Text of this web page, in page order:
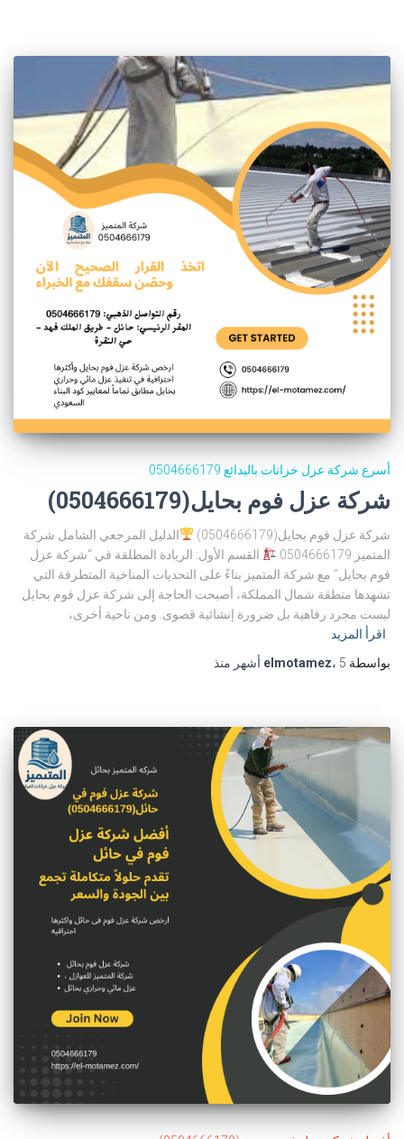
أسرع شركة عزل خزانات بالبدائع 0504666179
شركة عزل فوم بحايل(0504666179)
شركة عزل فوم بحايل(0504666179)
الدليل المرجعي الشامل شركة
المتميز 0504666179
القسم الأول: الريادة المطلقة في “شركة عزل
فوم بحايل” مع شركة المتميز بناءً على التحديات المناخية المتطرفة التي
تشهدها منطقة شمال المملكة، أصبحت الحاجة إلى شركة عزل فوم بحايل
ليست مجرد رفاهية بل ضرورة إنشائية قصوى. ومن ناحية أخرى،
اقرأ المزيد
بواسطة
elmotamez، 5 أشهر منذ